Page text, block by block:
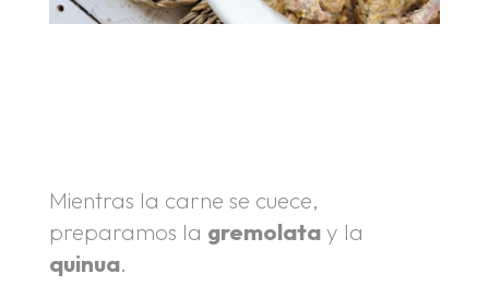
Mientras la carne se cuece,
preparamos la gremolatay la
quinua.